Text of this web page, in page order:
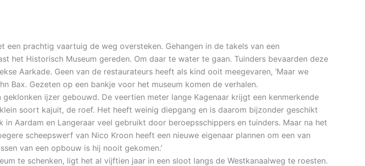
prachtig vaartuig de weg oversteken. Gehangen in de takels van een
het Historisch Museum gereden. Om daar te water te gaan. Tuinders bevaarden deze
Aarkade. Geen van de restaurateurs heeft als kind ooit meegevaren, ‘Maar we
Bax. Gezeten op een bankje voor het museum komen de verhalen.
ijzer gebouwd. De veertien meter lange Kagenaar krijgt een kenmerkende
soort kajuit, de roef. Het heeft weinig diepgang en is daarom bijzonder geschikt
Aardam en Langeraar veel gebruikt door beroepsschippers en tuinders. Maar na het
scheepswerf van Nico Kroon heeft een nieuwe eigenaar plannen om een van
van een opbouw is hij nooit gekomen.’
te schenken, ligt het al vijftien jaar in een sloot langs de Westkanaalweg te roesten.